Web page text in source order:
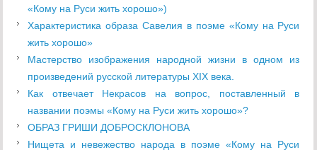
«Кому на Руси жить хорошо»)
Характеристика образа Савелия в поэме «Кому на Руси
жить хорошо»
Мастерство изображения народной жизни в одном из
произведений русской литературы XIX века.
Как отвечает Некрасов на вопрос, поставленный в
названии поэмы «Кому на Руси жить хорошо»?
ОБРАЗ ГРИШИ ДОБРОСКЛОНОВА
Нищета и невежество народа в поэме «Кому на Руси